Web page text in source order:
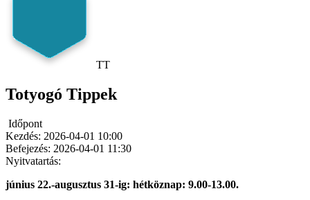
TT
Totyogó Tippek
Időpont
Kezdés: 2026-04-01 10:00
Befejezés: 2026-04-01 11:30
Nyitvatartás:
június 22.-augusztus 31-ig: hétköznap: 9.00-13.00.